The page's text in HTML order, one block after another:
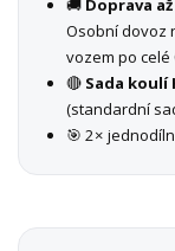
🚚 Doprava
Osobní dovoz
vozem po celé
🔴 Sada koulí
(standardní
🎯 2×